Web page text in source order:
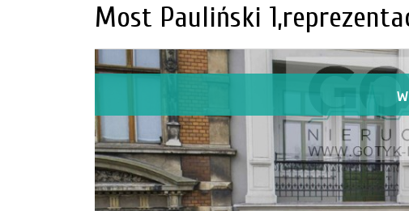
Most Pauliński